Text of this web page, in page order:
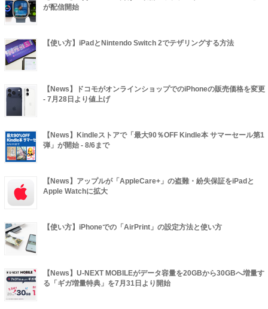
が配信開始
【使い方】iPadとNintendo Switch 2でテザリングする方法
【News】ドコモがオンラインショップでのiPhoneの販売価格を変更
- 7月28日より値上げ
【News】Kindleストアで「最大90％OFF Kindle本 サマーセール第1
弾」が開始 - 8/6まで
【News】アップルが「AppleCare+」の盗難・紛失保証をiPadと
Apple Watchに拡大
【使い方】iPhoneでの「AirPrint」の設定方法と使い方
【News】U-NEXT MOBILEがデータ容量を20GBから30GBへ増量す
る「ギガ増量特典」を7月31日より開始